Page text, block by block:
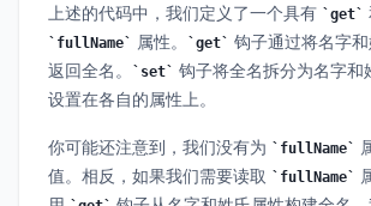
上述的代码中，我们定义了一个具有 get
fullName 属性。 get
钩子通过将名字
返回全名。
set
钩子将全名拆分为名字和
设置在各自的属性上。
你可能还注意到，我们没有为 fullName
值。相反，如果我们需要读取
fullName